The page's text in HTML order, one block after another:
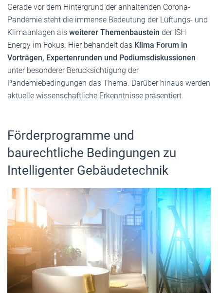
Gerade vor dem Hintergrund der anhaltenden Corona-
Pandemie steht die immense Bedeutung der Lüftungs- und
Klimaanlagen als weiterer Themenbaustein der ISH
Energy im Fokus. Hier behandelt das Klima Forum in
Vorträgen, Expertenrunden und Podiumsdiskussionen
unter besonderer Berücksichtigung der
Pandemiebedingungen das Thema. Darüber hinaus werden
aktuelle wissenschaftliche Erkenntnisse präsentiert.
Förderprogramme und
baurechtliche Bedingungen zu
Intelligenter Gebäudetechnik